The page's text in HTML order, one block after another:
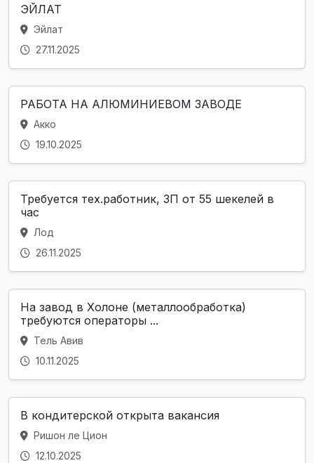
ЭЙЛАТ
Эйлат
27.11.2025
РАБОТА НА АЛЮМИНИЕВОМ ЗАВОДЕ
Акко
19.10.2025
Требуется тех.работник, ЗП от 55 шекелей в
час
Лод
26.11.2025
На завод в Холоне (металлообработка)
требуются операторы ...
Тель Авив
10.11.2025
В кондитерской открыта вакансия
Ришон ле Цион
12.10.2025